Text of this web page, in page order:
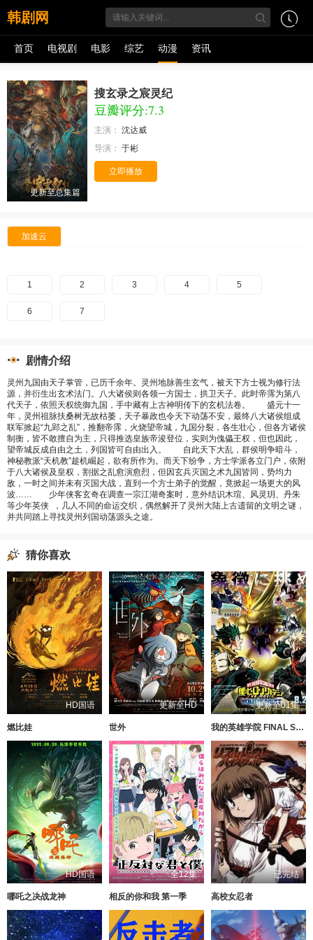
韩剧网
首页 电视剧 电影 综艺 动漫 资讯
更新至总集篇
搜玄录之宸灵纪
豆瓣评分:7.3
主演： 沈达威
导演： 于彬
立即播放
加速云
1 2 3 4 5
6 7
剧情介绍
灵州九国由天子掌管，已历千余年。灵州地脉善生玄气，被天下方士视为修行法
源，并衍生出玄术法门。八大诸侯则各领一方国士，拱卫天子。此时帝霈为第八
代天子，依照天权统御九国，手中藏有上古神明传下的玄机法卷。 盛元十一
年，灵州祖脉扶桑树无故枯萎，天子暴政也令天下动荡不安，最终八大诸侯组成
联军掀起“九郢之乱”，推翻帝霈，火烧望帝城，九国分裂，各生壮心，但各方诸侯
制衡，皆不敢擅自为主，只得推选皇族帝浚登位，实则为傀儡王权，但也因此，
望帝城反成自由之土，列国皆可自由出入。 自此天下大乱，群侯明争暗斗，
神秘教派“天机教”趁机崛起，欲有所作为。而天下纷争，方士学派各立门户，依附
于八大诸侯及皇权，割据之乱愈演愈烈，但因玄兵灭国之术九国皆同，势均力
敌，一时之间并未有灭国大战，直到一个方士弟子的觉醒，竟掀起一场更大的风
波…… 少年侠客玄奇在调查一宗江湖奇案时，意外结识木瑄、风灵玥、丹朱
等少年英侠 ，几人不同的命运交织，偶然解开了灵州大陆上古遗留的文明之谜，
并共同踏上寻找灵州列国动荡源头之途。
猜你喜欢
HD国语
燃比娃
更新至HD
世外
更新至01集
我的英雄学院 FINAL SEASON 特别篇
HD国语
哪吒之决战龙神
全12集
相反的你和我 第一季
已完结
高校女忍者